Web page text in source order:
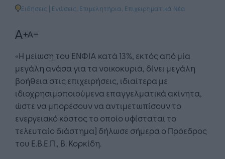
Ειδήσεις | Ενώσεις, Επιμελητήρια Επιχειρηματικά Νέα
«Η μείωση του ΕΝΦΙΑ κατά 13%, εκτός από μία
μεγάλη ανάσα για τα νοικοκυριά, δίνει μεγάλη
βοήθεια στις επιχειρήσεις, ιδιαίτερα με
ιδιοχρησιμοποιούμενα επαγγελματικά ακίνητα,
ώστε να μπορέσουν να αντιμετωπίσουν το
ενεργειακό κόστος το οποίο υφίσταται το
τελευταίο διάστημα] δήλωσε σήμερα ο Πρόεδρος
του Ε.Β.Ε.Π., Β. Κορκίδη.